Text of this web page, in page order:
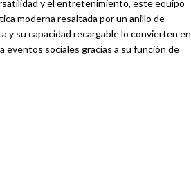
y el entretenimiento, este equipo
moderna resaltada por un anillo de
y su capacidad recargable lo convierten en
eventos sociales gracias a su función de